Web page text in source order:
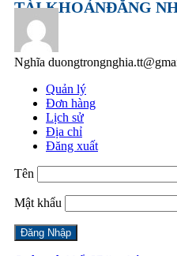
TÀI KHOẢNĐĂNG
Nghĩa
Quản lý
Đơn hàng
Lịch sử
Địa chỉ
Đăng xuất
Tên
Mật khẩu